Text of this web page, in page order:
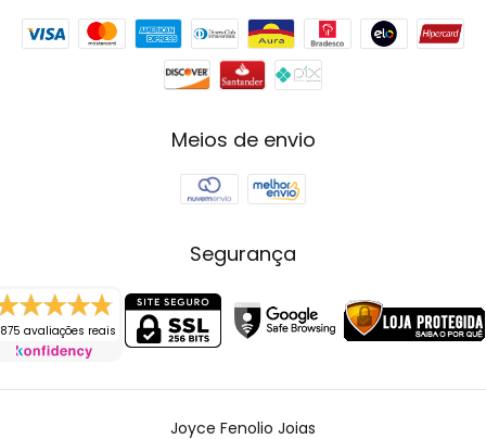
Meios de envio
Segurança
avaliações reais
Joyce Fenolio Joias